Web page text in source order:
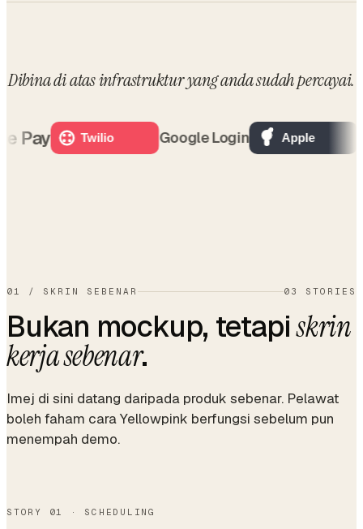
Dibina di atasinfrastruktur yang anda sudah percayai.
Google Login
01 / SKRIN SEBENAR 03 STORIES
Bukan mockup, tetapiskrin
kerja sebenar.
Imej di sini datang daripada produk sebenar. Pelawat
boleh faham cara Yellowpink berfungsi sebelum pun
menempah demo.
STORY 01 · SCHEDULING